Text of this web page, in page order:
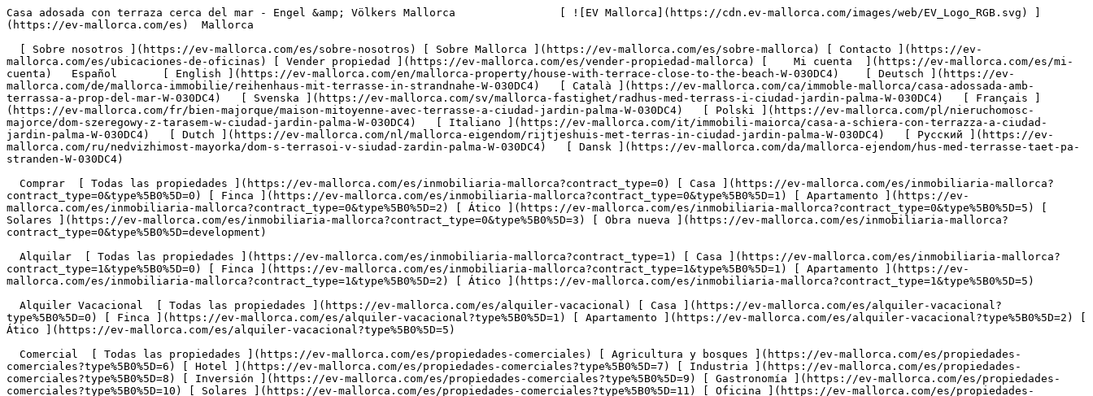
Casa adosada con terraza cerca del mar - Engel &amp; Völkers Mallorca                [ ![EV Mallorca](https://cdn.ev-mallorca.com/images/web/EV_Logo_RGB.svg) ](https://ev-mallorca.com/es)  Mallorca  

  [ Sobre nosotros ](https://ev-mallorca.com/es/sobre-nosotros) [ Sobre Mallorca ](https://ev-mallorca.com/es/sobre-mallorca) [ Contacto ](https://ev-mallorca.com/es/ubicaciones-de-oficinas) [ Vender propiedad ](https://ev-mallorca.com/es/vender-propiedad-mallorca) [    Mi cuenta  ](https://ev-mallorca.com/es/mi-cuenta)   Español       [ English ](https://ev-mallorca.com/en/mallorca-property/house-with-terrace-close-to-the-beach-W-030DC4)    [ Deutsch ](https://ev-mallorca.com/de/mallorca-immobilie/reihenhaus-mit-terrasse-in-strandnahe-W-030DC4)   [ Català ](https://ev-mallorca.com/ca/immoble-mallorca/casa-adossada-amb-terrassa-a-prop-del-mar-W-030DC4)   [ Svenska ](https://ev-mallorca.com/sv/mallorca-fastighet/radhus-med-terrass-i-ciudad-jardin-palma-W-030DC4)   [ Français ](https://ev-mallorca.com/fr/bien-majorque/maison-mitoyenne-avec-terrasse-a-ciudad-jardin-palma-W-030DC4)   [ Polski ](https://ev-mallorca.com/pl/nieruchomosc-majorce/dom-szeregowy-z-tarasem-w-ciudad-jardin-palma-W-030DC4)   [ Italiano ](https://ev-mallorca.com/it/immobili-maiorca/casa-a-schiera-con-terrazza-a-ciudad-jardin-palma-W-030DC4)   [ Dutch ](https://ev-mallorca.com/nl/mallorca-eigendom/rijtjeshuis-met-terras-in-ciudad-jardin-palma-W-030DC4)   [ Русский ](https://ev-mallorca.com/ru/nedvizhimost-mayorka/dom-s-terrasoi-v-siudad-zardin-palma-W-030DC4)   [ Dansk ](https://ev-mallorca.com/da/mallorca-ejendom/hus-med-terrasse-taet-pa-stranden-W-030DC4)   

  Comprar  [ Todas las propiedades ](https://ev-mallorca.com/es/inmobiliaria-mallorca?contract_type=0) [ Casa ](https://ev-mallorca.com/es/inmobiliaria-mallorca?contract_type=0&type%5B0%5D=0) [ Finca ](https://ev-mallorca.com/es/inmobiliaria-mallorca?contract_type=0&type%5B0%5D=1) [ Apartamento ](https://ev-mallorca.com/es/inmobiliaria-mallorca?contract_type=0&type%5B0%5D=2) [ Ático ](https://ev-mallorca.com/es/inmobiliaria-mallorca?contract_type=0&type%5B0%5D=5) [ Solares ](https://ev-mallorca.com/es/inmobiliaria-mallorca?contract_type=0&type%5B0%5D=3) [ Obra nueva ](https://ev-mallorca.com/es/inmobiliaria-mallorca?contract_type=0&type%5B0%5D=development) 

  Alquilar  [ Todas las propiedades ](https://ev-mallorca.com/es/inmobiliaria-mallorca?contract_type=1) [ Casa ](https://ev-mallorca.com/es/inmobiliaria-mallorca?contract_type=1&type%5B0%5D=0) [ Finca ](https://ev-mallorca.com/es/inmobiliaria-mallorca?contract_type=1&type%5B0%5D=1) [ Apartamento ](https://ev-mallorca.com/es/inmobiliaria-mallorca?contract_type=1&type%5B0%5D=2) [ Ático ](https://ev-mallorca.com/es/inmobiliaria-mallorca?contract_type=1&type%5B0%5D=5) 

  Alquiler Vacacional  [ Todas las propiedades ](https://ev-mallorca.com/es/alquiler-vacacional) [ Casa ](https://ev-mallorca.com/es/alquiler-vacacional?type%5B0%5D=0) [ Finca ](https://ev-mallorca.com/es/alquiler-vacacional?type%5B0%5D=1) [ Apartamento ](https://ev-mallorca.com/es/alquiler-vacacional?type%5B0%5D=2) [ Ático ](https://ev-mallorca.com/es/alquiler-vacacional?type%5B0%5D=5) 

  Comercial  [ Todas las propiedades ](https://ev-mallorca.com/es/propiedades-comerciales) [ Agricultura y bosques ](https://ev-mallorca.com/es/propiedades-comerciales?type%5B0%5D=6) [ Hotel ](https://ev-mallorca.com/es/propiedades-comerciales?type%5B0%5D=7) [ Industria ](https://ev-mallorca.com/es/propiedades-comerciales?type%5B0%5D=8) [ Inversión ](https://ev-mallorca.com/es/propiedades-comerciales?type%5B0%5D=9) [ Gastronomía ](https://ev-mallorca.com/es/propiedades-comerciales?type%5B0%5D=10) [ Solares ](https://ev-mallorca.com/es/propiedades-comerciales?type%5B0%5D=11) [ Oficina ](https://ev-mallorca.com/es/propiedades-comerciales?type%5B0%5D=12) [ Otros ](https://ev-mallorca.com/es/propiedades-comerciales?type%5B0%5D=13) [ Tienda ](https://ev-mallorca.com/es/propiedades-comerciales?type%5B0%5D=14) 

 [ Obra nueva ](https://ev-mallorca.com/es/obra-nueva-mallorca) 

     Español       [ English ](https://ev-mallorca.com/en/mallorca-property/house-with-terrace-close-to-the-beach-W-030DC4)    [ Deutsch ](https://ev-mallorca.com/de/mallorca-immobilie/reihenhaus-mit-terrasse-in-strandnahe-W-030DC4)   [ Català ](https://ev-mallorca.com/ca/immoble-mallorca/casa-adossada-amb-terrassa-a-prop-del-mar-W-030DC4)   [ Svenska ](https://ev-mallorca.com/sv/mallorca-fastighet/radhus-med-terrass-i-ciudad-jardin-palma-W-030DC4)   [ Français ](https://ev-mallorca.com/fr/bien-majorque/maison-mitoyenne-avec-terrasse-a-ciudad-jardin-palma-W-030DC4)   [ Polski ](https://ev-mallorca.com/pl/nieruchomosc-majorce/dom-szeregowy-z-tarasem-w-ciudad-jardin-palma-W-030DC4)   [ Italiano ](https://ev-mallorca.com/it/immobili-maiorca/casa-a-schiera-con-terrazza-a-ciudad-jardin-palma-W-030DC4)   [ Dutch ](https://ev-mallorca.com/nl/mallorca-eigendom/rijtjeshuis-met-terras-in-ciudad-jardin-palma-W-030DC4)   [ Русский ](https://ev-mallorca.com/ru/nedvizhimost-mayorka/dom-s-terrasoi-v-siudad-zardin-palma-W-030DC4)   [ Dansk ](https://ev-mallorca.com/da/mallorca-ejendom/hus-med-terrasse-taet-pa-stranden-W-030DC4)   

 [ ![EV Mallorca](https://cdn.ev-mallorca.com/images/web/EV_Logo_RGB.svg) ](https://ev-mallorca.com/es)  Open main menu    

   Comprar     [ Todas las propiedades ](https://ev-mallorca.com/es/inmobiliaria-mallorca?contract_type=0) [ Casa ](https://ev-mallorca.com/es/inmobiliaria-mallorca?contract_type=0&type%5B0%5D=0) [ Finca ](https://ev-mallorca.com/es/inmobiliaria-mallorca?contract_type=0&type%5B0%5D=1) [ Apartamento ](https://ev-mallorca.com/es/inmobiliaria-mallorca?contract_type=0&type%5B0%5D=2) [ Ático ](https://ev-mallorca.com/es/inmobiliaria-mallorca?contract_type=0&type%5B0%5D=5) [ Solares ](https://ev-mallorca.com/es/inmobiliaria-mallorca?contract_type=0&type%5B0%5D=3) [ Obra nueva ](https://ev-mallorca.com/es/inmobiliaria-mallorca?contract_type=0&type%5B0%5D=development) 

   Alquilar     [ Todas las propiedades ](https://ev-mallorca.com/es/inmobiliaria-mallorca?contract_type=1) [ Casa ](https://ev-mallorca.com/es/inmobiliaria-mallorca?contract_type=1&type%5B0%5D=0) [ Finca ](https://ev-mallorca.com/es/inmobiliaria-mallorca?contract_type=1&type%5B0%5D=1) [ Apartamento ](https://ev-mallorca.com/es/inmobiliaria-mallorca?contract_type=1&type%5B0%5D=2) [ Ático ](https://ev-mallorca.com/es/inmobiliaria-mallorca?contract_type=1&type%5B0%5D=5) 

   Alquiler Vacacional     [ Todas las propiedades ](https://ev-mallorca.com/es/alquiler-vacacional) [ Casa ](https://ev-mallorca.com/es/alquiler-vacacional?type%5B0%5D=0) [ Finca ](https://ev-mallorca.com/es/alquiler-vacacional?type%5B0%5D=1) [ Apartamento ](https://ev-mallorca.com/es/alquiler-vacacional?type%5B0%5D=2) [ Ático ](https://ev-mallorca.com/es/alquiler-vacacional?type%5B0%5D=5) 

   Comercial     [ Todas las propiedades ](https://ev-mallorca.com/es/propiedades-comerciales) [ Agricultura y bosques ](https://ev-mallorca.com/es/propiedades-comerciales?type%5B0%5D=6) [ Hotel ](https://ev-mallorca.com/es/propiedades-comerciales?type%5B0%5D=7) [ Industria ](https://ev-mallorca.com/es/propiedades-comerciales?type%5B0%5D=8) [ Inversión ](https://ev-mallorca.com/es/propiedades-comerciales?type%5B0%5D=9) [ Gastronomía ](https://ev-mallorca.com/es/propiedades-comerciales?type%5B0%5D=10) [ Solares ](https://ev-mallorca.com/es/propiedades-comerciales?type%5B0%5D=11) [ Oficina ](https://ev-mallorca.com/es/propiedades-comerciales?type%5B0%5D=12) [ Otros ](https://ev-mallorca.com/es/propiedades-comerciales?type%5B0%5D=13) [ Tienda ](https://ev-mallorca.com/es/propiedades-comerciales?type%5B0%5D=14) 

 [ Obra nueva ](https://ev-mallorca.com/es/obra-nueva-mallorca) 

 [ Sobre nosotros ](https://ev-mallorca.com/es/sobre-nosotros) 

 [ Sobre Mallorca ](https://ev-mallorca.com/es/sobre-mallorca) 

 [ Vender propiedad ](https://ev-mallorca.com/es/vender-propiedad-mallorca) 

 [ Contacto ](https://ev-mallorca.com/es/ubicaciones-de-oficinas) 

   [ Mi cuenta ](https://ev-mallorca.com/es/mi-cuenta) 

 [   Call Us on +34 971 01 63 55   ](tel:+34971016355) 

             ![Casa adosada con terraza cerca del mar-1](https://cdn.ev-mallorca.com/images/properties/0cdd5ff0-2ce8-4b63-b372-b1518f1deb4e/d9dedd92-0144-4dd3-b574-e89043dfa2f1.png?crop=true&crop_gravity=northwest&format=webp&quality=80)  

         ![Casa adosada con terraza cerca del mar-2](https://cdn.ev-mallorca.com/images/properties/0cdd5ff0-2ce8-4b63-b372-b1518f1deb4e/c7ac4ea8-2b07-464c-9cae-8c708f739187.jpg?crop=true&crop_gravity=northwest&format=webp&quality=80)  

         ![Casa adosada con terraza cerca del mar-3](https://cdn.ev-mallorca.com/images/properties/0cdd5ff0-2ce8-4b63-b372-b1518f1deb4e/7fb1fefa-add6-43ce-aaab-f805956ffd99.jpg?crop=true&crop_gravity=northwest&format=webp&quality=80)  

         ![Casa adosada con terraza cerca del mar-4](https://cdn.ev-mallorca.com/images/properties/0cdd5ff0-2ce8-4b63-b372-b1518f1deb4e/66cfadc8-a5ae-4f4f-9523-b3157fedfdf6.jpg?crop=true&crop_gravity=northwest&format=webp&quality=80)  

         ![Casa adosada con terraza cerca del mar-5](https://cdn.ev-mallorca.com/images/properties/0cdd5ff0-2ce8-4b63-b372-b1518f1deb4e/0994f9a5-be7b-4220-98fe-b18aa7c5874f.jpg?crop=true&crop_gravity=northwest&format=webp&quality=80)  

         ![Casa adosada con terraza cerca del mar-6](https://cdn.ev-mallorca.com/images/properties/0cdd5ff0-2ce8-4b63-b372-b1518f1deb4e/7e6143bf-8d8d-497d-b7f5-61b81a3fd159.jpg?crop=true&crop_gravity=northwest&format=webp&quality=80)  

         ![Casa adosada con terraza cerca del mar-7](https://cdn.ev-mallorca.com/images/properties/0cdd5ff0-2ce8-4b63-b372-b1518f1deb4e/5ac270d1-1d7e-4c36-826c-d3110100e7fe.jpg?crop=true&crop_gravity=northwest&format=webp&quality=80)  

   ![Scroll prev](https://cdn.ev-mallorca.com/images/web/image-gallery-prev.png?width=40&height=112&crop=true&crop_gravity=center&format=webp&quality=80)    ![Scroll next](https://cdn.ev-mallo